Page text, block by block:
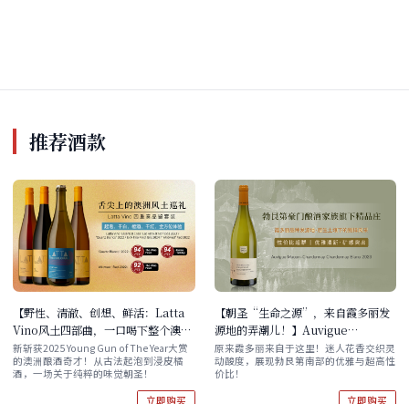
推荐酒款
【野性、清澈、创想、鲜活：Latta
Vino风土四部曲，一口喝下整个澳洲
的想象力！】Latta Vino 'Essential
Crisis' Lat Pet Nat Non Dos
2022 / 'Quartz Bianco' 2022 / Ex
新斩获2025 Young Gun of The Year大赏
的澳洲酿酒奇才！从古法起泡到浸皮橘
酒，一场关于纯粹的味觉朝圣！
立即购买
【朝圣“生命之源”，来自霞多丽发
源地的弄潮儿！】Auvigue
Chardonnay de Chardonnay
Blanc 2023 单支/双支/六支 现货速
发
原来霞多丽来自于这里！迷人花香交织灵
动酸度，展现勃艮第南部的优雅与超高性
价比！
立即购买